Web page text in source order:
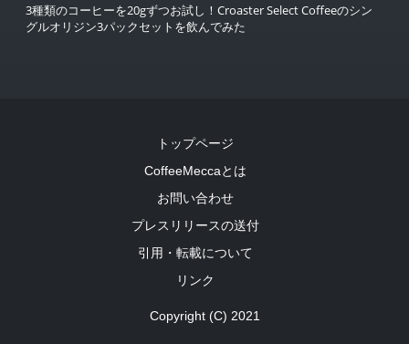
3種類のコーヒーを20gずつお試し！Croaster Select Coffeeのシン
グルオリジン3パックセットを飲んでみた
トップページ
CoffeeMeccaとは
お問い合わせ
プレスリリースの送付
引用・転載について
リンク
Copyright (C) 2021